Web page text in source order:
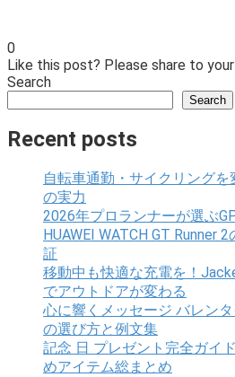
0
Like this post? Please share to
Search
Search
Recent posts
自転車通勤・サイクリングを
の実力
2026年プロランナーが選ぶ
HUAWEI WATCH GT Runner
証
移動中も快適な充電を！
でアウトドアが変わる
心に響くメッセージ バレン
の選び方と例文集
記念 日 プレゼント完全ガイ
めアイテム総まとめ